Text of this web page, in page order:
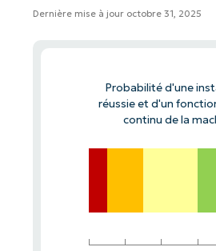
Dernière mise à jour octobre 31, 2025
Probabilité d'une
réussie et d'un
continu de la